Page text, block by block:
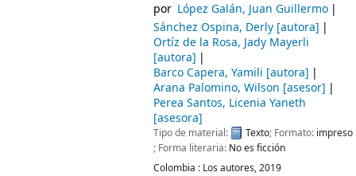
por López Galán, Juan Guillermo
Sánchez Ospina, Derly[autora]
Ortíz de la Rosa, Jady Mayerli
[autora]
Barco Capera, Yamili [autora]
Arana Palomino, Wilson [asesor]
Perea Santos, Licenia Yaneth
[asesora]
Tipo de material: Texto; Formato: impreso
; Forma literaria: No es ficción
Colombia : Los autores,2019